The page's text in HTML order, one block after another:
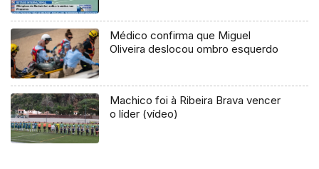
Médico confirma que Miguel
Oliveira deslocou ombro esquerdo
Machico foi à Ribeira Brava vencer
o líder (vídeo)